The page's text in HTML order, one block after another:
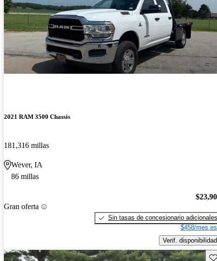
2021 RAM 3500 Chassis
181,316 millas
Wever, IA
86 millas
Gran oferta
Sin tasas de concesionario adicionales
$458/mes
Verif. disponibilidad